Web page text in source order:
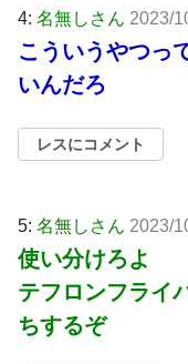
4: 名無しさん 2023/
こういうやつっ
いんだろ
レスにコメント
5: 名無しさん 2023/
使い分けろよ
テフロンフライ
ちするぞ